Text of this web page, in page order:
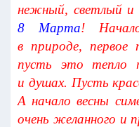
нежный, светлый и
8 Марта!
в природе,
пусть это тепло
и душах. Пусть
А начало весны
очень желанного и